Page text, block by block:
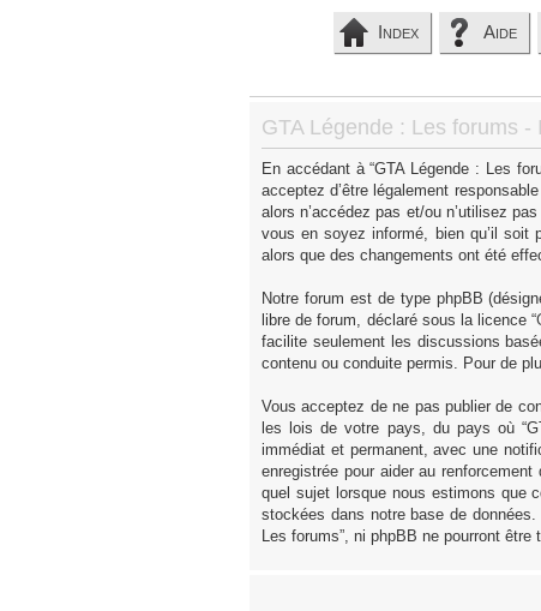
Index Aide
GTA Légende : Les forums -
En accédant à “GTA Légende : Les
acceptez d’être légalement
alors n’accédez pas et/ou n’utilisez
vous en soyez informé, bien qu’il soit
alors que des changements ont été
Notre forum est de type phpBB
libre de forum, déclaré sous la licence “
facilite seulement les discussions
contenu ou conduite permis. Pour de
Vous acceptez de ne pas publier de
les lois de votre pays, du pays où
immédiat et permanent, avec une
enregistrée pour aider au
quel sujet lorsque nous estimons que
stockées dans notre base de
Les forums”, ni phpBB ne pourront